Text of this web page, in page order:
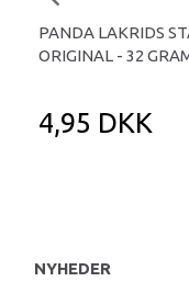
PANDA LAKRIDS
ORIGINAL - 32
4,95 DKK
NYHEDER